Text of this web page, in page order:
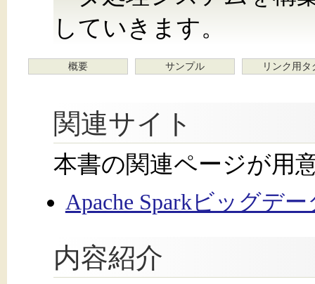
していきます。
概要 サンプル リンク用タ
関連サイト
本書の関連ページが用
Apache Sparkビッグデ
内容紹介